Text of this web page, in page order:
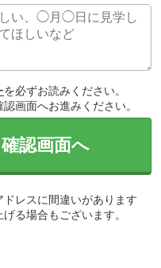
を必ずお読みください。
画面へお進みください。
認画面へ
レスに間違いがあります
る場合もございます。